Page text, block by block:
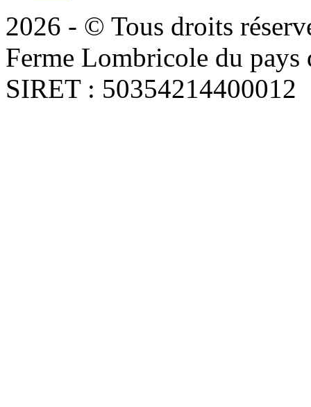
2026 - © Tous droits
Ferme Lombricole du pays
SIRET : 50354214400012